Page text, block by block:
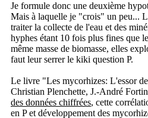
Je formule donc une deuxième
Mais à laquelle je "crois" un peu...
traiter la collecte de l'eau et des
hyphes étant 10 fois plus fines que
même masse de biomasse, elles
faut leur serrer le kiki question P.
Le livre "Les mycorhizes: L'essor
Christian Plenchette, J.-André
des données chiffrées, cette
en P et développement des